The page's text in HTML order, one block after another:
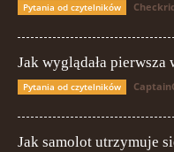
Pytania od czytelników
Jak wyglądała pierwsza
Pytania od czytelników
Jak samolot utrzymuje